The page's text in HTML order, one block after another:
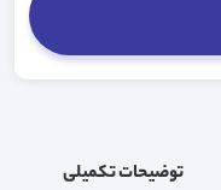
توضیحات تکمیلی